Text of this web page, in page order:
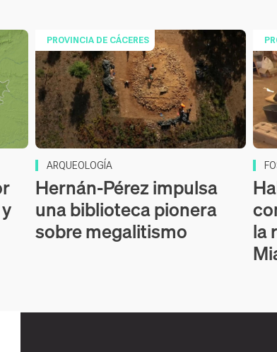
PROVINCIA DE CÁCERES
ARQUEOLOGÍA
Hernán-Pérez impulsa
una biblioteca pionera
sobre megalitismo la